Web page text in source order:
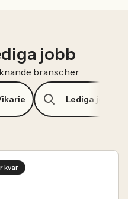
jobb
branscher
Lediga jobb
kvar